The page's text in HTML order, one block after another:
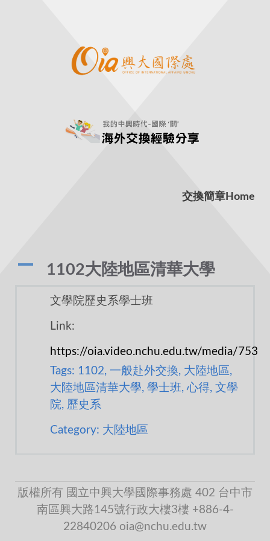
交換簡章 Home
A 1102大陸地區清華大學
文學院歷史系學士班
Link:
https://oia.video.nchu.edu.tw/media/753
Tags: 1102, 一般赴外交換, 大陸地區,
大陸地區清華大學, 學士班, 心得, 文學
院, 歷史系
Category: 大陸地區
版權所有 國立中興大學國際事務處 402 台中市
南區興大路145號行政大樓3樓 +886-4-
22840206 oia@nchu.edu.tw